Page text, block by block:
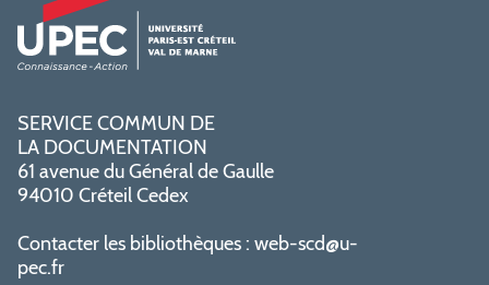
SERVICE COMMUN DE
LA DOCUMENTATION
61 avenue du Général de Gaulle
94010 Créteil Cedex
Contacter les bibliothèques : web-scd@u-
pec.fr